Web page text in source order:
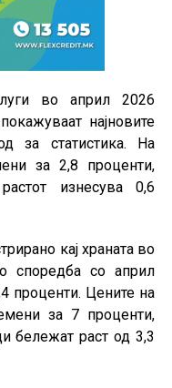
во април 2026
најновите
за статистика. На
за 2,8 проценти,
изнесува 0,6
кај храната во
споредба со април
проценти. Цените на
за 7 проценти,
бележат раст од 3,3